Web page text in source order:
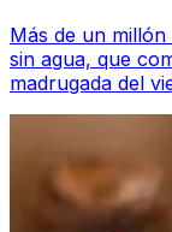
Más de un
sin agua, que
madrugada del